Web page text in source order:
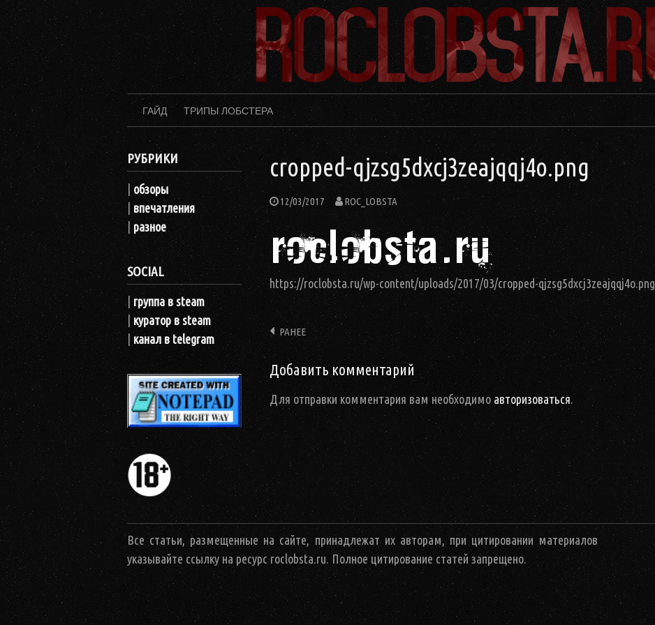
Перейти
содержимому
ГАЙД ТРИПЫ ЛОБСТЕРА
cropped-qjzsg5dxcj3zeajqqj4o.png
12/03/2017 ROC_LOBSTA
https://roclobsta.ru/wp-content/uploads/2017/03/cropped-qjzsg5dxcj3zeajqqj4o.png
Навигация
РАНЕЕ
Добавить комментарий
Для отправки комментария вам необходимо авторизоваться
РУБРИКИ
обзоры
впечатления
разное
SOCIAL
группа в steam
куратор в steam
канал в telegram
Все статьи, размещенные на сайте, принадлежат их авторам, при цитировании материалов
указывайте ссылку на ресурс roclobsta.ru. Полное цитирование статей запрещено.